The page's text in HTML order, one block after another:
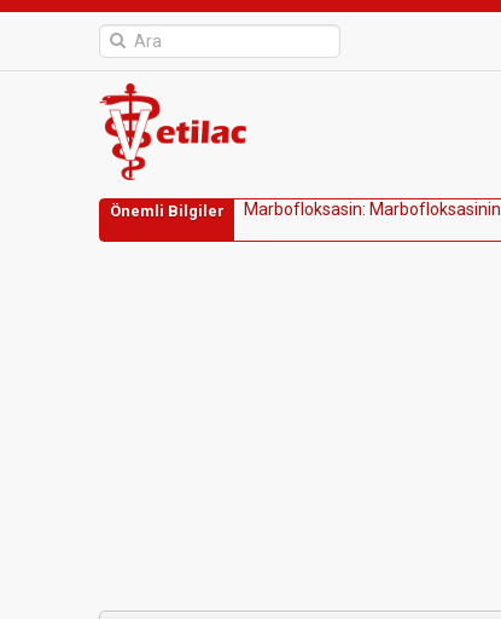
Önemli Bilgiler Marbofoksasin: Marbofoksasinin